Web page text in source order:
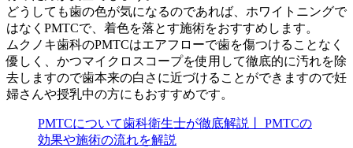
どうしても歯の色が気になるのであれば、ホワイトニングで
はなくPMTCで、着色を落とす施術をおすすめします。
ムクノキ歯科のPMTCはエアフローで歯を傷つけることなく
優しく、かつマイクロスコープを使用して徹底的に汚れを除
去しますので歯本来の白さに近づけることができますので妊
婦さんや授乳中の方にもおすすめです。
PMTCについて歯科衛生士が徹底解説丨 PMTCの
効果や施術の流れを解説